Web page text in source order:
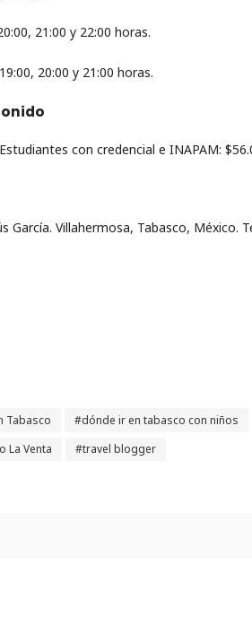
21:00 y 22:00 horas.
20:00 y 21:00 horas.
con credencial e INAPAM:
García. Villahermosa, Tabasco, México.
Tabasco
dónde ir en tabasco con niños
La Venta travel blogger